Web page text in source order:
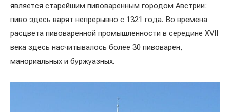
является старейшим пивоваренным городом Австрии:
пиво здесь варят непрерывно с 1321 года. Во времена
расцвета пивоваренной промышленности в середине XVII
века здесь насчитывалось более 30 пивоварен,
манориальных и буржуазных.